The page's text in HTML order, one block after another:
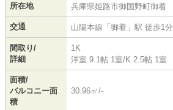
所在地 兵庫県姫路市御国野町御着
交通 山陽本線 「 御着 」駅 徒歩1分
間取り/
詳細
1K
洋室 9.1帖 1室/K 2.5帖 1室
面積/
バルコニー面
積
30.96㎡/-